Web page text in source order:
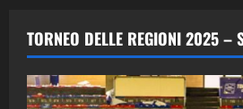
2
“SportEmpire” in
(Martedi 28
28/04/2026
TORNEO DELLE REGIONI 2025 –